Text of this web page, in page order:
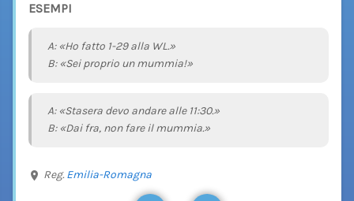
ESEMPI
A: «Ho fatto 1-29 alla WL.»
B: «Sei proprio un mummia!»
A: «Stasera devo andare alle 11:30.»
B: «Dai fra, non fare il mummia.»
Reg. Emilia-Romagna